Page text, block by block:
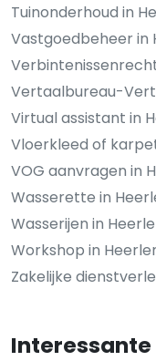
Tuinonderhoud in
Vastgoedbeheer in
Vertaalbureau-
Virtual assistant in
Vloerkleed of
VOG aanvragen in
Wasserette in
Wasserijen in
Workshop in
Zakelijke
Interessante